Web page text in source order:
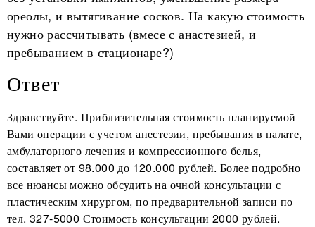
ореолы, и вытягивание сосков. На какую стоимость
нужно рассчитывать (вмесе с анастезией, и
пребыванием в стационаре?)
Ответ
Здравствуйте. Приблизительная стоимость планируемой
Вами операции с учетом анестезии, пребывания в палате,
амбулаторного лечения и компрессионного белья,
составляет от 98.000 до 120.000 рублей. Более подробно
все нюансы можно обсудить на очной консультации с
пластическим хирургом, по предварительной записи по
тел. 327-5000 Стоимость консультации 2000 рублей.